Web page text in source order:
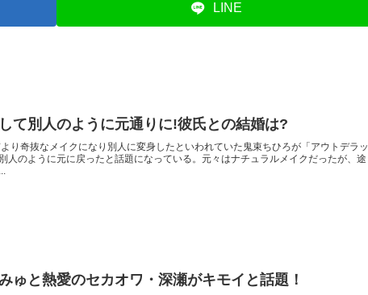
LINE
て別人のように元通りに!彼氏との結婚は?
り奇抜なメイクになり別人に変身したといわれていた鬼束ちひろが「アウトデラッ
人のように元に戻ったと話題になっている。元々はナチュラルメイクだったが、途
ゅと熱愛のセカオワ・深瀬がキモイと話題！